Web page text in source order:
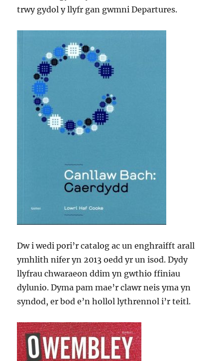
trwy gydol y llyfr gan gwmni Departures.
Dw i wedi pori’r catalog ac un enghraifft arall
ymhlith nifer yn 2013 oedd yr un isod. Dydy
llyfrau chwaraeon ddim yn gwthio ffiniau
dylunio. Dyma pam mae’r clawr neis yma yn
syndod, er bod e’n hollol lythrennol i’r teitl.